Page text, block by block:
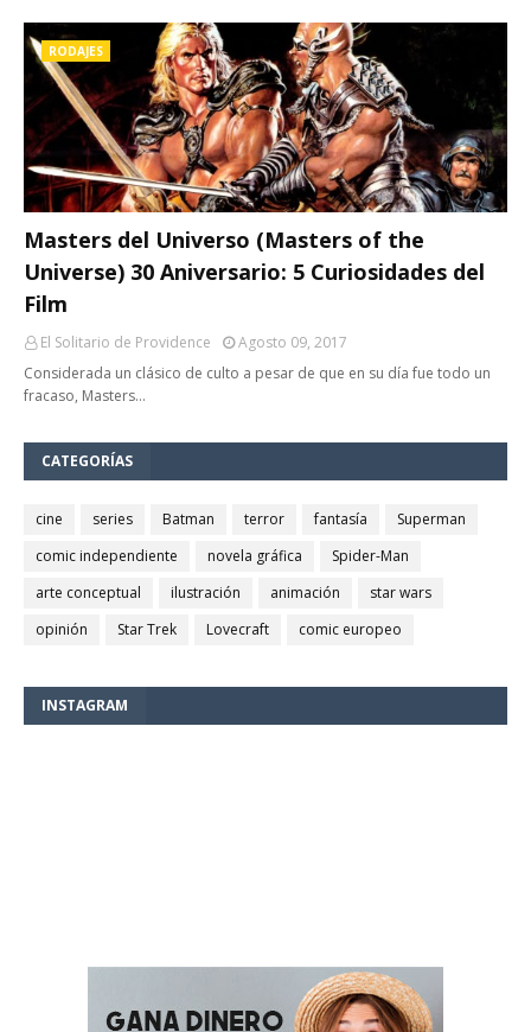
RODAJES
Masters del Universo (Masters of the
Universe) 30 Aniversario: 5 Curiosidades del
Film
El Solitario de Providence
Agosto 09, 2017
Considerada un clásico de culto a pesar de que en su día fue todo un
fracaso, Masters…
CATEGORÍAS
cine series Batman terror fantasía
Superman
comic independiente
novela gráfica
Spider-Man
arte conceptual
ilustración animación
star wars
opinión
Star Trek Lovecraft comic europeo
INSTAGRAM